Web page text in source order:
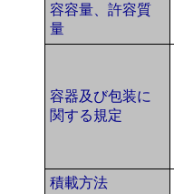
容容量、許容質
量
容器及び包装に
関する規定
積載方法